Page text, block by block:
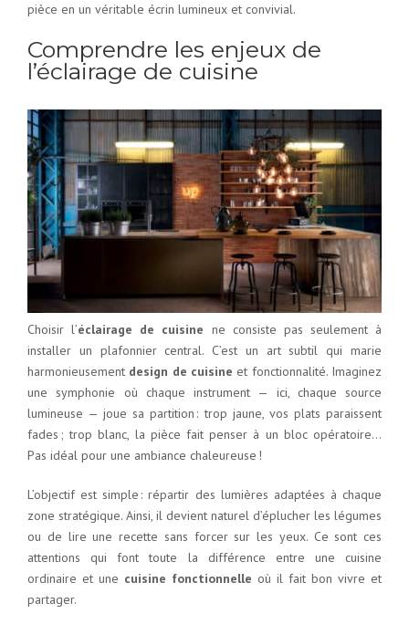
pièce en un véritable écrin lumineux et convivial.
Comprendre les enjeux de
l’éclairage de cuisine
Choisir l’éclairage de cuisine ne consiste pas seulement à
installer un plafonnier central. C’est un art subtil qui marie
harmonieusement design de cuisine et fonctionnalité. Imaginez
une symphonie où chaque instrument — ici, chaque source
lumineuse — joue sa partition : trop jaune, vos plats paraissent
fades ; trop blanc, la pièce fait penser à un bloc opératoire…
Pas idéal pour une ambiance chaleureuse !
L’objectif est simple : répartir des lumières adaptées à chaque
zone stratégique. Ainsi, il devient naturel d’éplucher les légumes
ou de lire une recette sans forcer sur les yeux. Ce sont ces
attentions qui font toute la différence entre une cuisine
ordinaire et une cuisine fonctionnelle où il fait bon vivre et
partager.